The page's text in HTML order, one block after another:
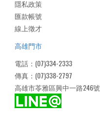
隱私政策
匯款帳號
線上徵才
高雄門市
電話：(07)334-2333
傳真：(07)338-2797
高雄市苓雅區興中一路246號